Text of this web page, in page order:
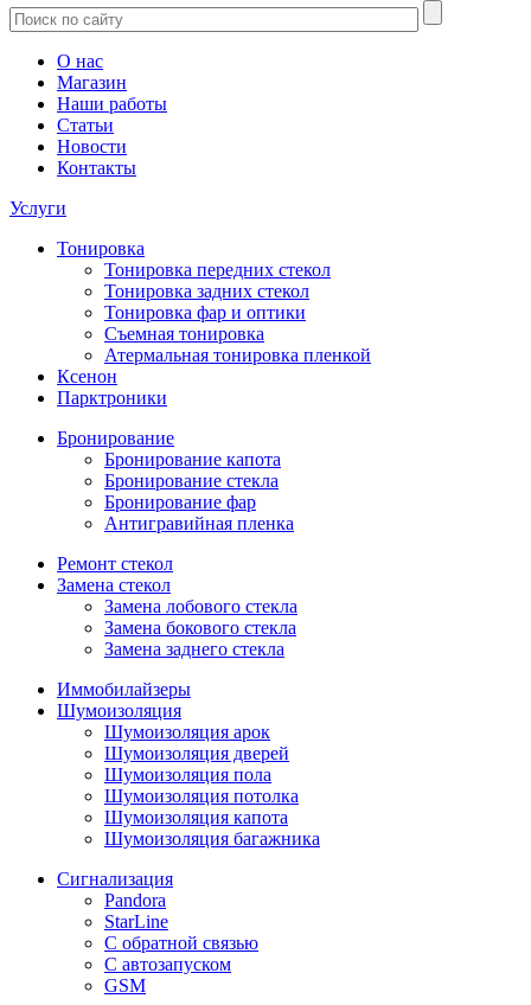
О нас
Магазин
Наши работы
Статьи
Новости
Контакты
Услуги
Тонировка
Тонировка передних стекол
Тонировка задних стекол
Тонировка фар и оптики
Съемная тонировка
Атермальная тонировка пленкой
Ксенон
Парктроники
Бронирование
Бронирование капота
Бронирование стекла
Бронирование фар
Антигравийная пленка
Ремонт стекол
Замена стекол
Замена лобового стекла
Замена бокового стекла
Замена заднего стекла
Иммобилайзеры
Шумоизоляция
Шумоизоляция арок
Шумоизоляция дверей
Шумоизоляция пола
Шумоизоляция потолка
Шумоизоляция капота
Шумоизоляция багажника
Сигнализация
Pandora
StarLine
С обратной связью
С автозапуском
GSM